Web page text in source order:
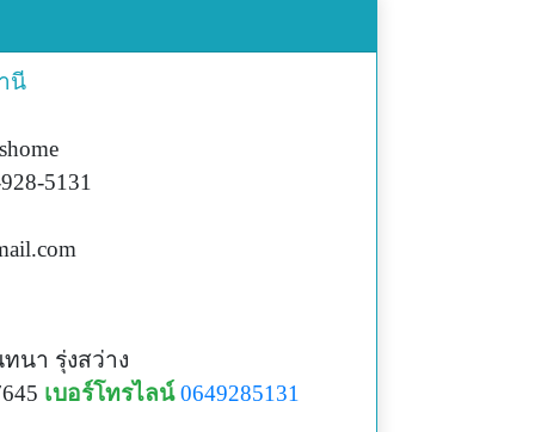
นี
5131
นา รุ่งสว่าง
เบอร์โทรไลน์ 0649285131